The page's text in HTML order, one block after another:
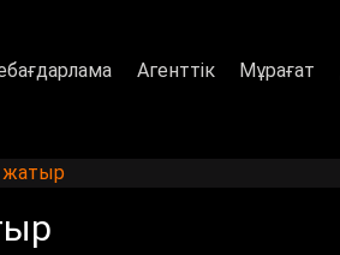
Агенттік Мұрағат
жатыр